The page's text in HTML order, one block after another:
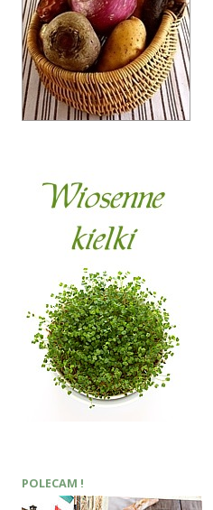
POLECAM !